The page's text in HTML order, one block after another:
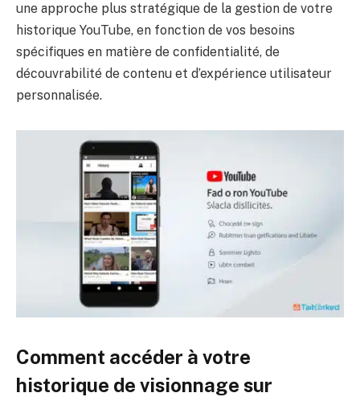
une approche plus stratégique de la gestion de votre
historique YouTube, en fonction de vos besoins
spécifiques en matière de confidentialité, de
découvrabilité de contenu et d’expérience utilisateur
personnalisée.
Comment accéder à votre
historique de visionnage sur